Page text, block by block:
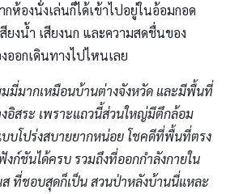
กห้องนั่งเล่นก็ได้เข้าไปอยู่ในอ้อมกอด
งน้ำ เสียงนก และความสดชื่นของ
อกเดินทางไปไหนเลย
มี่มากเหมือนบ้านต่างจังหวัด และมีพื้นที่
งอิสระ เพราะแถวนี้ส่วนใหญ่มีตึกล้อม
บบโปร่งสบายยากหน่อย โชคดีที่พื้นที่ตรง
งก์ชันได้ครบ รวมถึงที่ออกกำลังกายใน
ที่ชอบสุดก็เป็น สวนป่าหลังบ้านนี่แหละ